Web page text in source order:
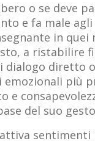
o se deve
e fa male
in
a ristabilire
dialogo diretto
emozionali più
e
del suo